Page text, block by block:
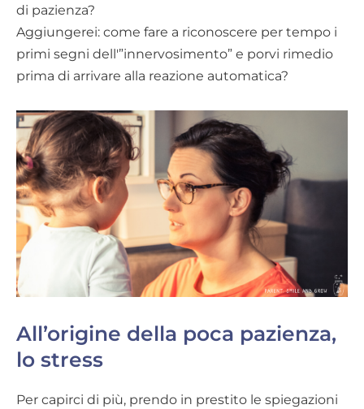
di pazienza?
Aggiungerei: come fare a riconoscere per tempo i
primi segni dell'”innervosimento” e porvi rimedio
prima di arrivare alla reazione automatica?
All’origine della poca pazienza,
lo stress
Per capirci di più, prendo in prestito le spiegazioni